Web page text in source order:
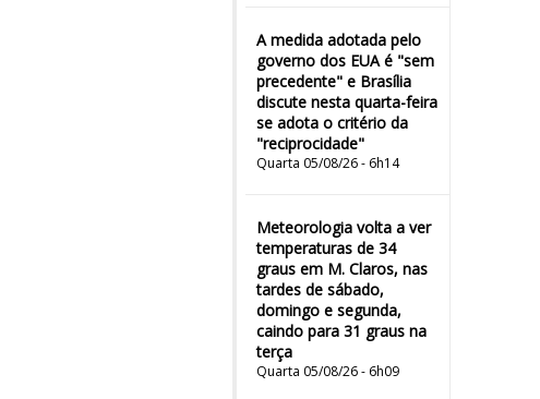
A medida adotada pelo
governo dos EUA é "sem
precedente" e Brasília
discute nesta quarta-feira
se adota o critério da
"reciprocidade"
Quarta 05/08/26 - 6h14
Meteorologia volta a ver
temperaturas de 34
graus em M. Claros, nas
tardes de sábado,
domingo e segunda,
caindo para 31 graus na
terça
Quarta 05/08/26 - 6h09